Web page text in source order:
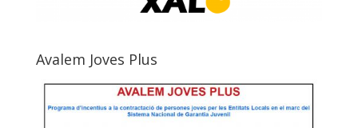
Avalem Joves Plus